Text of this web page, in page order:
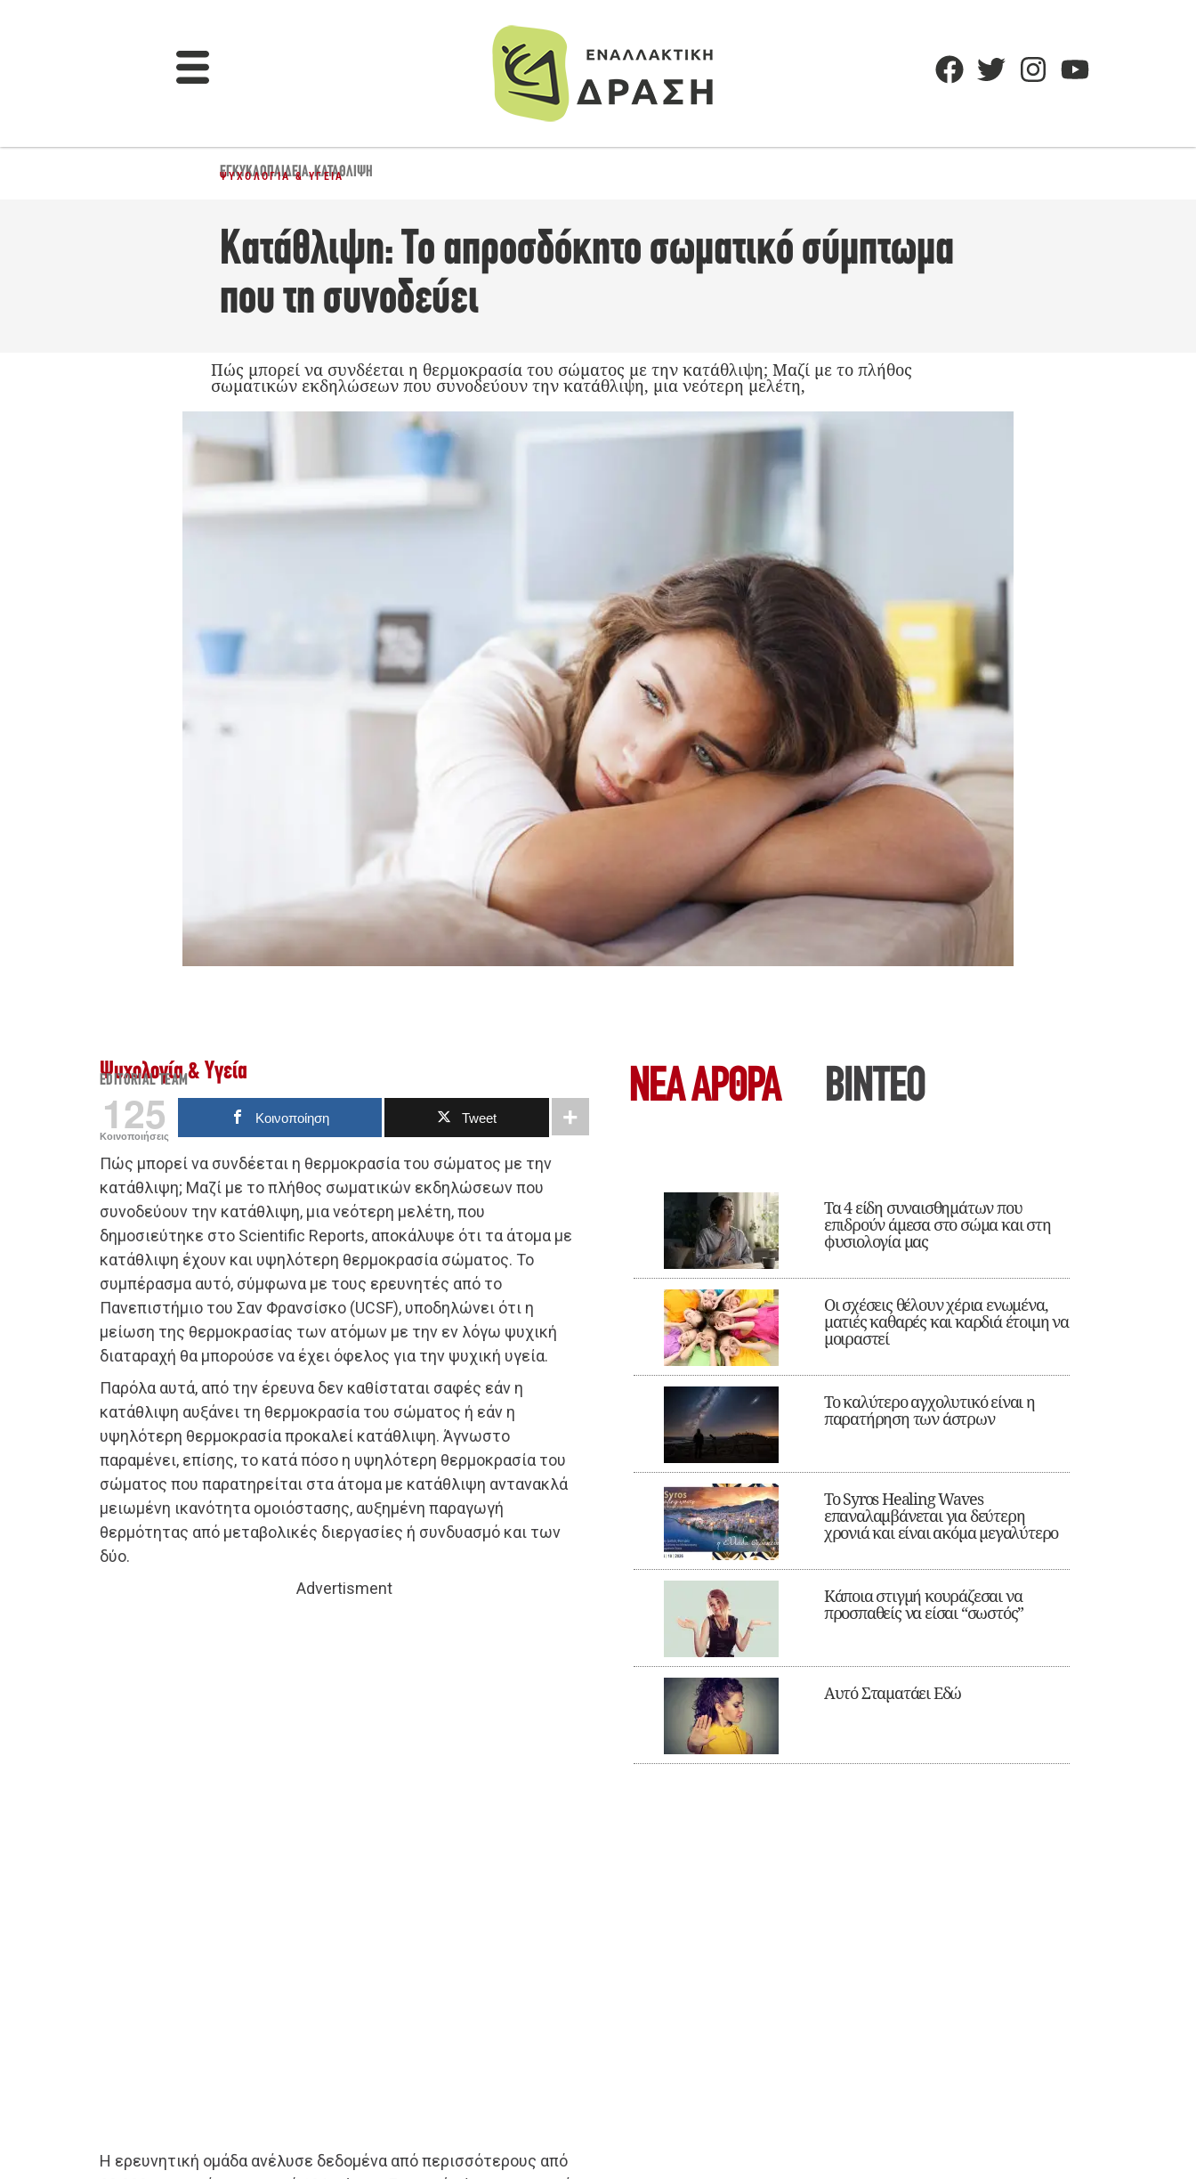
ΕΓΚΥΚΛΟΠΑΙΔΕΙΑ,ΚΑΤΆΘΛΙΨΗ
ΨΥΧΟΛΟΓΊΑ & ΥΓΕΊΑ
Κατάθλιψη: Το απροσδόκητο σωματικό σύμπτωμα
που τη συνοδεύει
Πώς μπορεί να συνδέεται η θερμοκρασία του σώματος με την κατάθλιψη; Μαζί με το πλήθος
σωματικών εκδηλώσεων που συνοδεύουν την κατάθλιψη, μια νεότερη μελέτη,
Ψυχολογία & Υγεία
EDITORIAL TEAM
125
Κοινοποιήσεις
Κοινοποίηση Tweet
Πώς μπορεί να συνδέεται η θερμοκρασία του σώματος με την
κατάθλιψη; Μαζί με το πλήθος σωματικών εκδηλώσεων που
συνοδεύουν την κατάθλιψη, μια νεότερη μελέτη, που
δημοσιεύτηκε στο Scientific Reports, αποκάλυψε ότι τα άτομα με
κατάθλιψη έχουν και υψηλότερη θερμοκρασία σώματος. Το
συμπέρασμα αυτό, σύμφωνα με τους ερευνητές από το
Πανεπιστήμιο του Σαν Φρανσίσκο (UCSF), υποδηλώνει ότι η
μείωση της θερμοκρασίας των ατόμων με την εν λόγω ψυχική
διαταραχή θα μπορούσε να έχει όφελος για την ψυχική υγεία.
Παρόλα αυτά, από την έρευνα δεν καθίσταται σαφές εάν η
κατάθλιψη αυξάνει τη θερμοκρασία του σώματος ή εάν η
υψηλότερη θερμοκρασία προκαλεί κατάθλιψη. Άγνωστο
παραμένει, επίσης, το κατά πόσο η υψηλότερη θερμοκρασία του
σώματος που παρατηρείται στα άτομα με κατάθλιψη αντανακλά
μειωμένη ικανότητα ομοιόστασης, αυξημένη παραγωγή
θερμότητας από μεταβολικές διεργασίες ή συνδυασμό και των
δύο.
Advertisment
Η ερευνητική ομάδα ανέλυσε δεδομένα από περισσότερους από
ΝΕΑ ΆΡΘΡΑ ΒΙΝΤΕΟ
Τα 4 είδη συναισθημάτων που
επιδρούν άμεσα στο σώμα και στη
φυσιολογία μας
Οι σχέσεις θέλουν χέρια ενωμένα,
ματιές καθαρές και καρδιά έτοιμη να
μοιραστεί
Το καλύτερο αγχολυτικό είναι η
παρατήρηση των άστρων
Το Syros Healing Waves
επαναλαμβάνεται για δεύτερη
χρονιά και είναι ακόμα μεγαλύτερο
Κάποια στιγμή κουράζεσαι να
προσπαθείς να είσαι “σωστός”
Αυτό Σταματάει Εδώ